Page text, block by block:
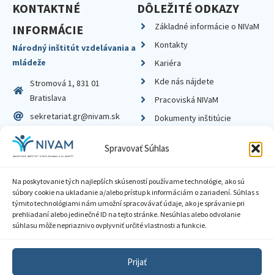
Spravovať Súhlas
Na poskytovanie tých najlepších skúseností používame technológie, ako sú
súbory cookie na ukladanie a/alebo prístup k informáciám o zariadení. Súhlas s
týmito technológiami nám umožní spracovávať údaje, ako je správanie pri
prehliadaní alebo jedinečné ID na tejto stránke. Nesúhlas alebo odvolanie
súhlasu môže nepriaznivo ovplyvniť určité vlastnosti a funkcie.
Prijať
KONTAKTNÉ
INFORMÁCIE
Národný inštitút vzdelávania a
mládeže
Stromová 1, 831 01
Bratislava
sekretariat.gr@nivam.sk
IČO: 00164348
DIČ: 2020798714
DÔLEŽITÉ ODKAZY
Základné informácie o NIVaM
Kontakty
Kariéra
Kde nás nájdete
Pracoviská NIVaM
Dokumenty inštitúcie
Zásady ochrany súkromia
Sprístupnenie informácií